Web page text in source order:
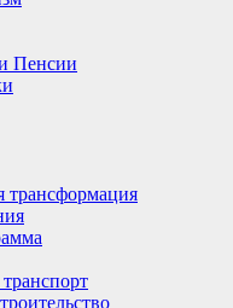
Пенсии
трансформация